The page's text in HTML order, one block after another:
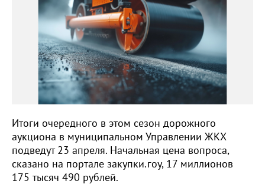
Итоги очередного в этом сезон дорожного
аукциона в муниципальном Управлении ЖКХ
подведут 23 апреля. Начальная цена вопроса,
сказано на портале закупки.гоу, 17 миллионов
175 тысяч 490 рублей.